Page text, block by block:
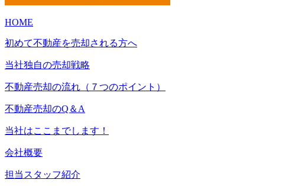
HOME
初めて不動産を売却される方へ
当社独自の売却戦略
不動産売却の流れ（７つのポイント）
不動産売却のQ＆A
当社はここまでします！
会社概要
担当スタッフ紹介